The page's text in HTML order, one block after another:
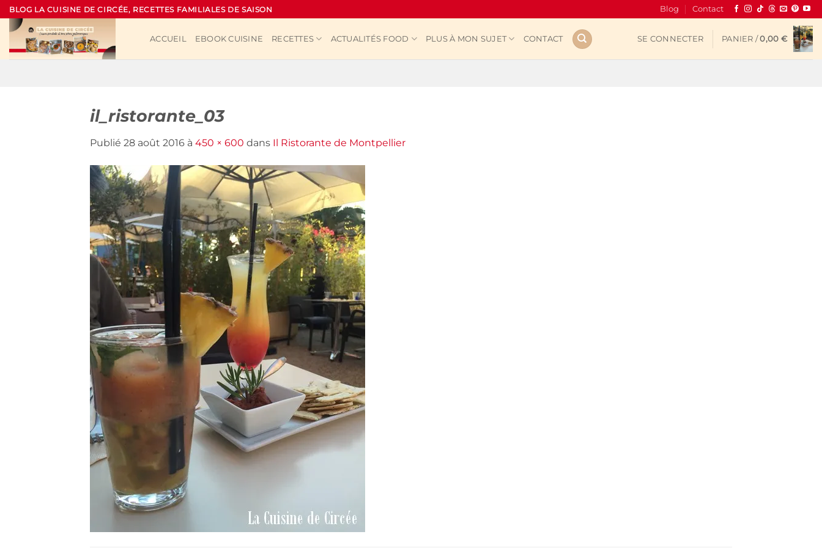
Passer
au
contenu
BLOG LA CUISINE DE CIRCÉE, RECETTES FAMILIALES DE SAISON Blog Contact
ACCUEIL EBOOK CUISINE RECETTES ACTUALITÉS FOOD PLUS À MON SUJET CONTACT SE CONNECTER PANIER /0,00 €
il_ristorante_03
Publié 28 août 2016 à 450 × 600 dans Il Ristorante de Montpellier